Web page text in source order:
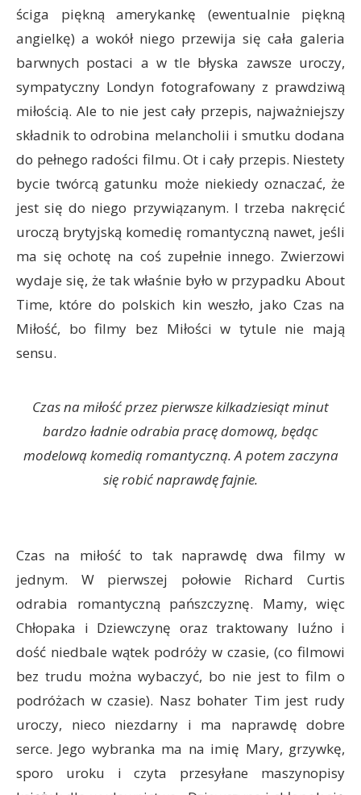
ściga piękną amerykankę (ewentualnie piękną
angielkę) a wokół niego przewija się cała galeria
barwnych postaci a w tle błyska zawsze uroczy,
sympatyczny Londyn fotografowany z prawdziwą
miłością. Ale to nie jest cały przepis, najważniejszy
składnik to odrobina melancholii i smutku dodana
do pełnego radości filmu. Ot i cały przepis. Niestety
bycie twórcą gatunku może niekiedy oznaczać, że
jest się do niego przywiązanym. I trzeba nakręcić
uroczą brytyjską komedię romantyczną nawet, jeśli
ma się ochotę na coś zupełnie innego. Zwierzowi
wydaje się, że tak właśnie było w przypadku About
Time, które do polskich kin weszło, jako Czas na
Miłość, bo filmy bez Miłości w tytule nie mają
sensu.
Czas na miłość przez pierwsze kilkadziesiąt minut
bardzo ładnie odrabia pracę domową, będąc
modelową komedią romantyczną. A potem zaczyna
się robić naprawdę fajnie.
Czas na miłość to tak naprawdę dwa filmy w
jednym. W pierwszej połowie Richard Curtis
odrabia romantyczną pańszczyznę. Mamy, więc
Chłopaka i Dziewczynę oraz traktowany luźno i
dość niedbale wątek podróży w czasie, (co filmowi
bez trudu można wybaczyć, bo nie jest to film o
podróżach w czasie). Nasz bohater Tim jest rudy
uroczy, nieco niezdarny i ma naprawdę dobre
serce. Jego wybranka ma na imię Mary, grzywkę,
sporo uroku i czyta przesyłane maszynopisy